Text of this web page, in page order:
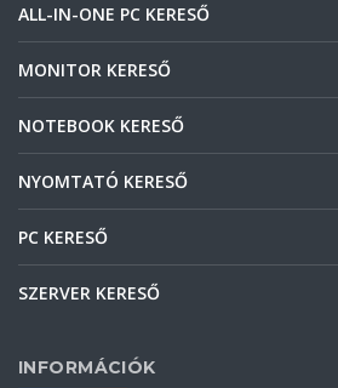
ALL-IN-ONE PC KERESŐ
MONITOR KERESŐ
NOTEBOOK KERESŐ
NYOMTATÓ KERESŐ
PC KERESŐ
SZERVER KERESŐ
INFORMÁCIÓK